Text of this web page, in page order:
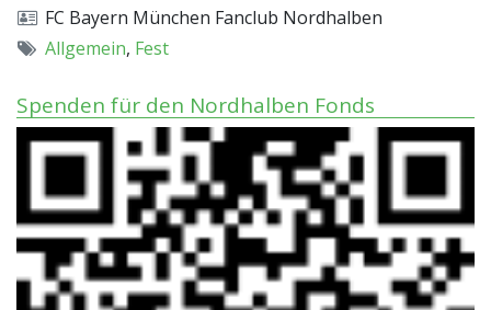
FC Bayern München Fanclub Nordhalben
Allgemein, Fest
Spenden für den Nordhalben Fonds